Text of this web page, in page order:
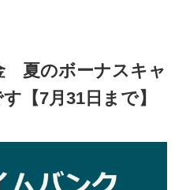
夏のボーナスキャ
【7月31日まで】